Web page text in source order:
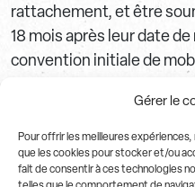
Gérer le
Pour offrir les meilleures
que les cookies pour stocker et/ou
fait de consentir à ces technologies
rattachement, et être
18 mois après leur date
convention initiale de
Les mobilités d’accueil
également éligibles au
mobilités, sous réserve